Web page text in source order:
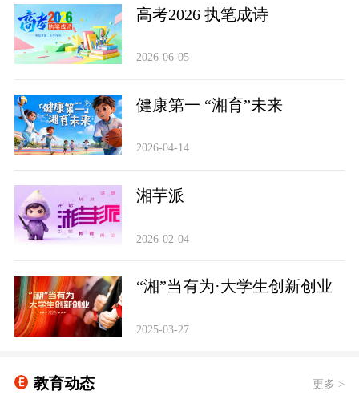
高考2026 执笔成诗
2026-06-05
健康第一 “湘育”未来
2026-04-14
‌湘芋派
2026-02-04
“湘”当有为·大学生创新创业
2025-03-27
教育动态 更多 >